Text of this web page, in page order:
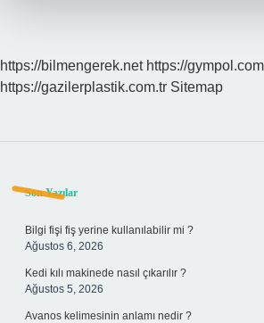
https://bilmengerek.net https://
https://gazilerplastik.com.tr Sitemap
Sidebar
Son Yazılar
Bilgi fişi fiş yerine kullanılabilir mi ?
Ağustos 6, 2026
Kedi kılı makinede nasıl çıkarılır ?
Ağustos 5, 2026
Avanos kelimesinin anlamı nedir ?